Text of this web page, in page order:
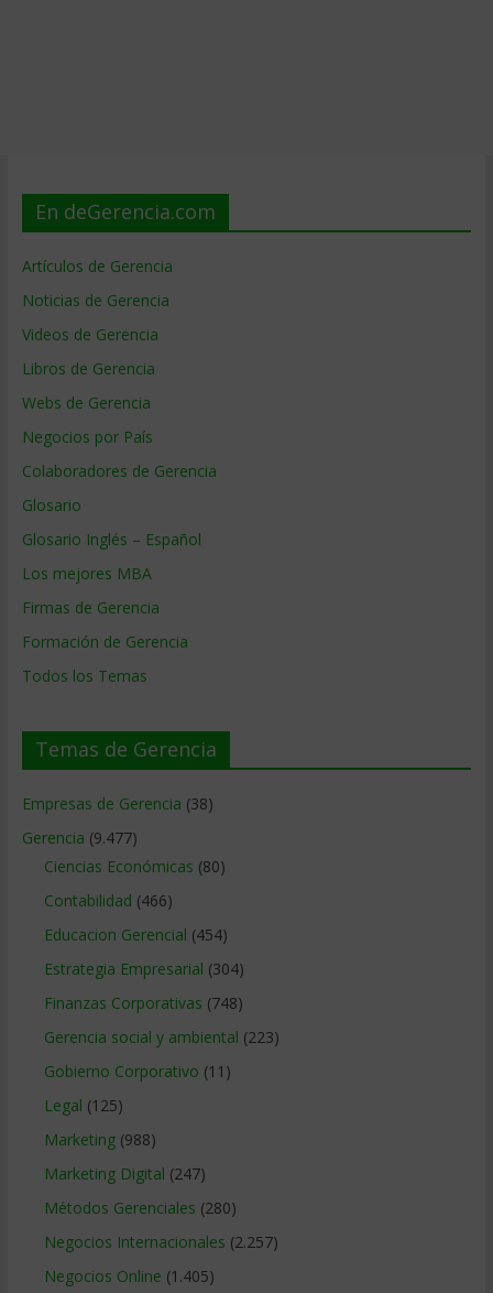
En deGerencia.com
Artículos de Gerencia
Noticias de Gerencia
Videos de Gerencia
Libros de Gerencia
Webs de Gerencia
Negocios por País
Colaboradores de Gerencia
Glosario
Glosario Inglés – Español
Los mejores MBA
Firmas de Gerencia
Formación de Gerencia
Todos los Temas
Temas de Gerencia
Empresas de Gerencia (38)
Gerencia (9.477)
Ciencias Económicas (80)
Contabilidad (466)
Educacion Gerencial (454)
Estrategia Empresarial (304)
Finanzas Corporativas (748)
Gerencia social y ambiental (223)
Gobierno Corporativo (11)
Legal (125)
Marketing(988)
Marketing Digital (247)
Métodos Gerenciales (280)
Negocios Internacionales (2.257)
Negocios Online (1.405)